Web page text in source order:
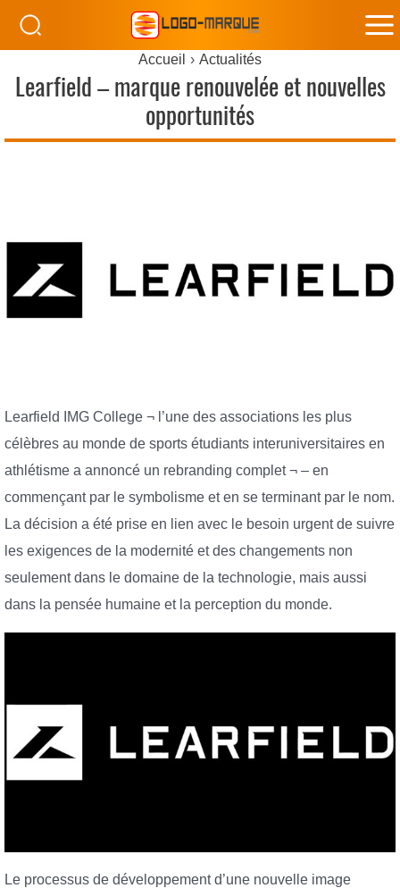
Accueil Actualités
Learfield – marque renouvelée et nouvelles
opportunités
Learfield IMG College ¬ l’une des associations les plus
célèbres au monde de sports étudiants interuniversitaires en
athlétisme a annoncé un rebranding complet ¬ – en
commençant par le symbolisme et en se terminant par le nom.
La décision a été prise en lien avec le besoin urgent de suivre
les exigences de la modernité et des changements non
seulement dans le domaine de la technologie, mais aussi
dans la pensée humaine et la perception du monde.
Le processus de développement d’une nouvelle image